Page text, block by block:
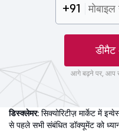
+91
आगे बढ़ने पर, आप
डिस्क्लेमर: सिक्योरिटीज़ मार्केट में
से पहले सभी संबंधित डॉक्यूमेंट को